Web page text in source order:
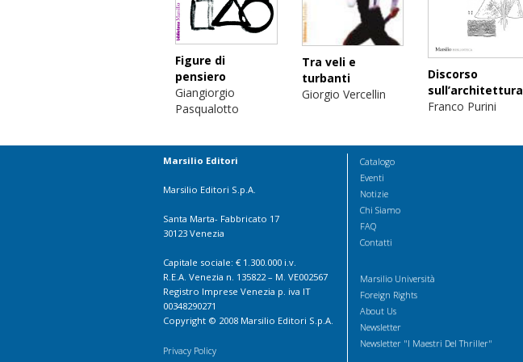
Figure di
pensiero
Giangiorgio
Pasqualotto
Tra veli e
turbanti
Giorgio Vercellin
Discorso
sull’architettura
Franco Purini
Marsilio Editori
Marsilio Editori S.p.A.
Santa Marta- Fabbricato 17
30123 Venezia
Capitale sociale: € 1.300.000 i.v.
R.E.A. Venezia n. 135822 – M. VE002567
Registro Imprese Venezia p. iva IT
00348290271
Copyright © 2008 Marsilio Editori S.p.A.
Privacy Policy
Catalogo
Eventi
Notizie
Chi Siamo
FAQ
Contatti
Marsilio Università
Foreign Rights
About Us
Newsletter
Newsletter "I Maestri Del Thriller"